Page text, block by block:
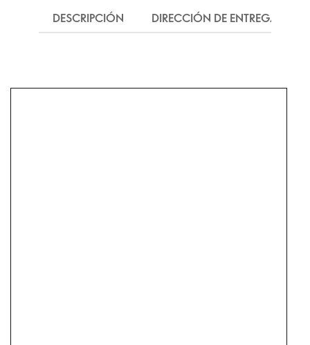
DESCRIPCIÓN DIRECCIÓN DE ENTREGA